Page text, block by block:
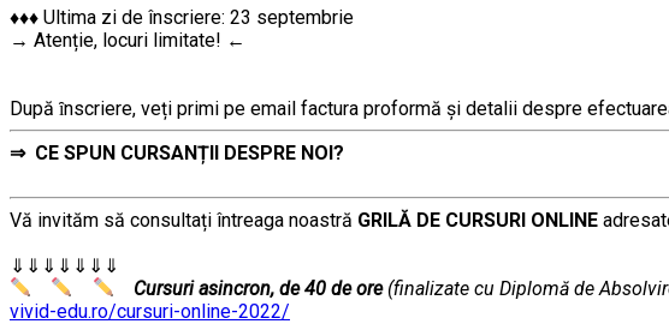
♦♦♦ Ultima zi de înscriere: 23 septembrie
→ Atenție, locuri limitate! ←
După ȋnscriere, veți primi pe email factura proformă și detalii despre
⇒ CE SPUN CURSANȚII DESPRE NOI?
Vă invităm să consultați întreaga noastră GRILĂ DE CURSURI ONLINE
⇓⇓⇓⇓⇓⇓⇓
Cursuri asincron, de 40 de ore (finalizate cu Diplomă de
vivid-edu.ro/cursuri-online-2022/